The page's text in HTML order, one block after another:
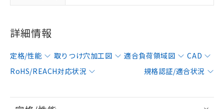
詳細情報
定格/性能 取りつけ穴加工図 適合負荷領域図
CAD
RoHS/REACH対応状況
規格認証/適合状況